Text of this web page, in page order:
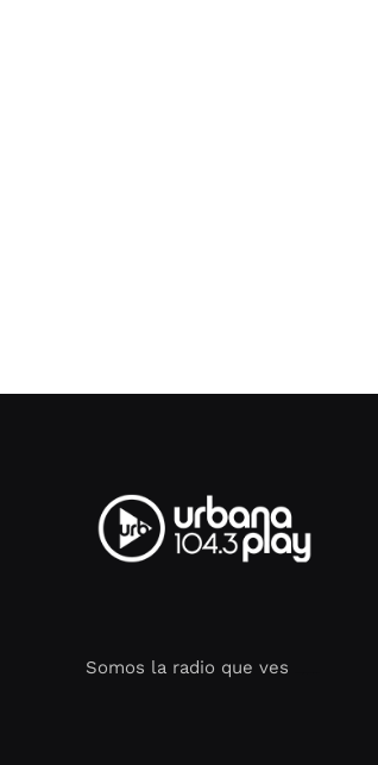
Somos la radio que ves